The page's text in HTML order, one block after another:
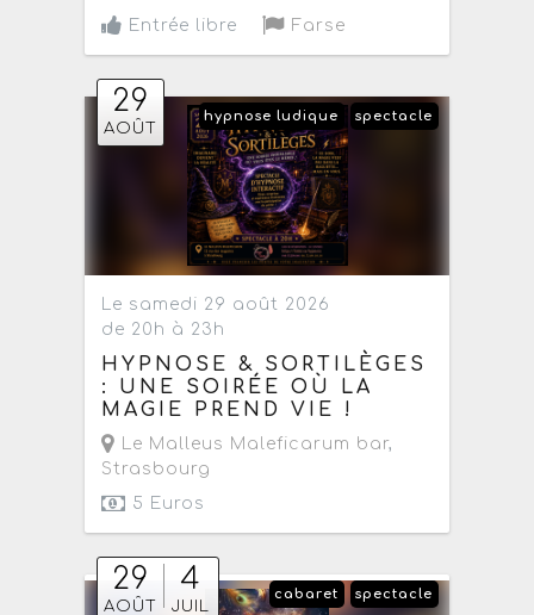
Entrée libre Farse
29
AOÛT
spectacle
hypnose ludique
Le samedi 29 août 2026
de 20h à 23h
HYPNOSE & SORTILÈGES
: UNE SOIRÉE OÙ LA
MAGIE PREND VIE !
Le Malleus Maleficarum bar,
Strasbourg
5 Euros
29
AOÛT
4
JUIL
spectacle
cabaret